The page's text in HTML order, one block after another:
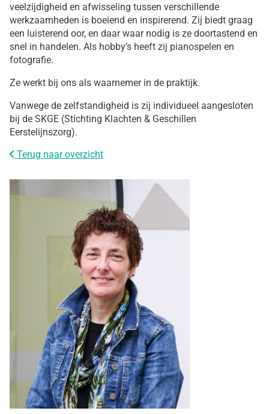
veelzijdigheid en afwisseling tussen verschillende
werkzaamheden is boeiend en inspirerend. Zij biedt graag
een luisterend oor, en daar waar nodig is ze doortastend en
snel in handelen. Als hobby’s heeft zij pianospelen en
fotografie.
Ze werkt bij ons als waarnemer in de praktijk.
Vanwege de zelfstandigheid is zij individueel aangesloten
bij de SKGE (Stichting Klachten & Geschillen
Eerstelijnszorg).
Terug naar overzicht